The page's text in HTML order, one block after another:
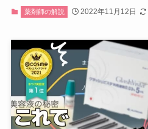
薬剤師の解説 2022年11月12日